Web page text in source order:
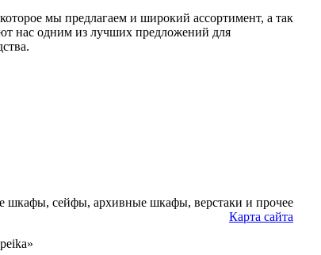
мы предлагаем и широкий ассортимент, а так
нас одним из лучших предложений для
шкафы, сейфы, архивные шкафы, верстаки и прочее
Карта сайта